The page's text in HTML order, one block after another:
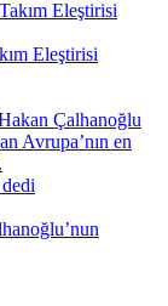
Eleştirisi